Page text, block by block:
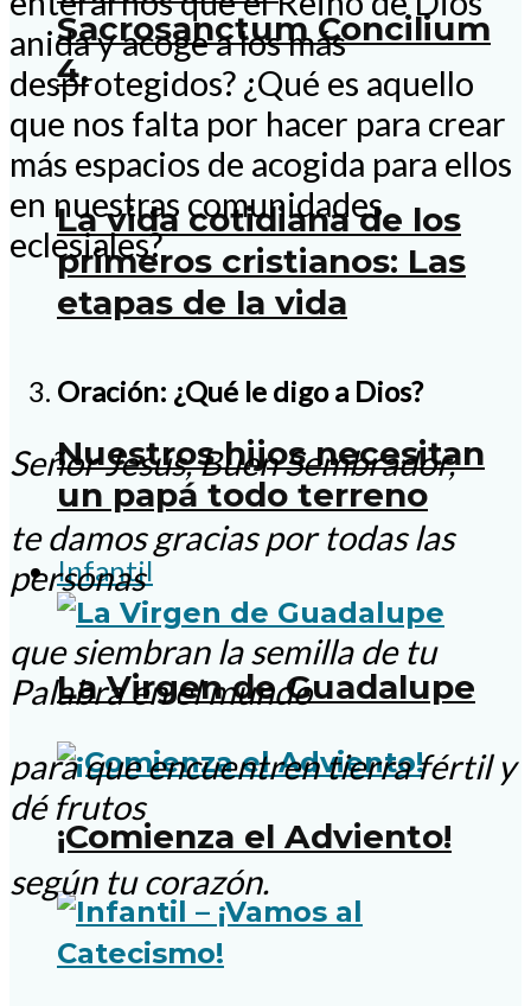
Sacrosanctum Concilium
4.
La vida cotidiana de los
primeros cristianos: Las
etapas de la vida
Nuestros hijos necesitan
un papá todo terreno
Infantil
La Virgen de Guadalupe
¡Comienza el Adviento!
anida y acoge a los más
desprotegidos? ¿Qué es aquello
que nos falta por hacer para crear
más espacios de acogida para ellos
en nuestras comunidades
eclesiales?
Oración: ¿Qué le digo a Dios?
Señor Jesús, Buen Sembrador,
te damos gracias por todas las
personas
que siembran la semilla de tu
Palabra en el mundo
para que encuentren tierra fértil y
dé frutos
según tu corazón.